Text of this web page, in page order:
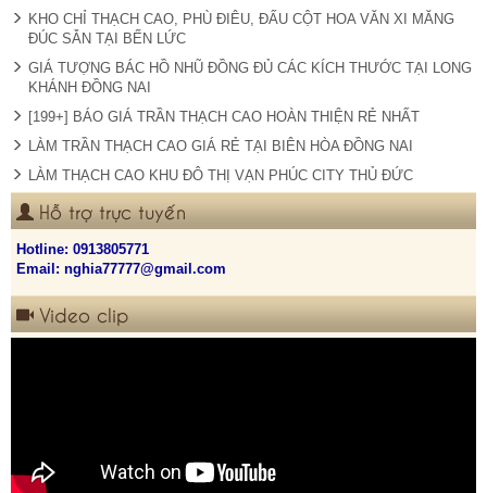
KHO CHỈ THẠCH CAO, PHÙ ĐIÊU, ĐẤU CỘT HOA VĂN XI MĂNG
ĐÚC SẴN TẠI BẾN LỨC
GIÁ TƯỢNG BÁC HỒ NHŨ ĐỒNG ĐỦ CÁC KÍCH THƯỚC TẠI LONG
KHÁNH ĐỒNG NAI
[199+] BÁO GIÁ TRẦN THẠCH CAO HOÀN THIỆN RẺ NHẤT
LÀM TRẦN THẠCH CAO GIÁ RẺ TẠI BIÊN HÒA ĐỒNG NAI
LÀM THẠCH CAO KHU ĐÔ THỊ VẠN PHÚC CITY THỦ ĐỨC
Hỗ trợ trực tuyến
Hotline: 0913805771
Email: nghia77777@gmail.com
Video clip